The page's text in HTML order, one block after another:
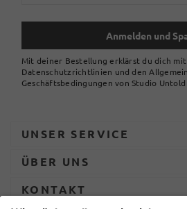
Anmelden und
Mit deiner Bestellung erklärst du dich
Datenschutzrichtlinien und den
Geschäftsbedingungen von Studio
UNSER SERVICE
ÜBER UNS
KONTAKT